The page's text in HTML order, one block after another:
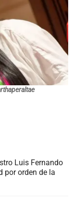
Luis Fernando
por orden de la